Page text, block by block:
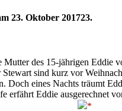
23. Oktober 201723.
des 15-jährigen Eddie
sind kurz vor
Doch eines Nachts träumt
erfährt Eddie ausgerechnet